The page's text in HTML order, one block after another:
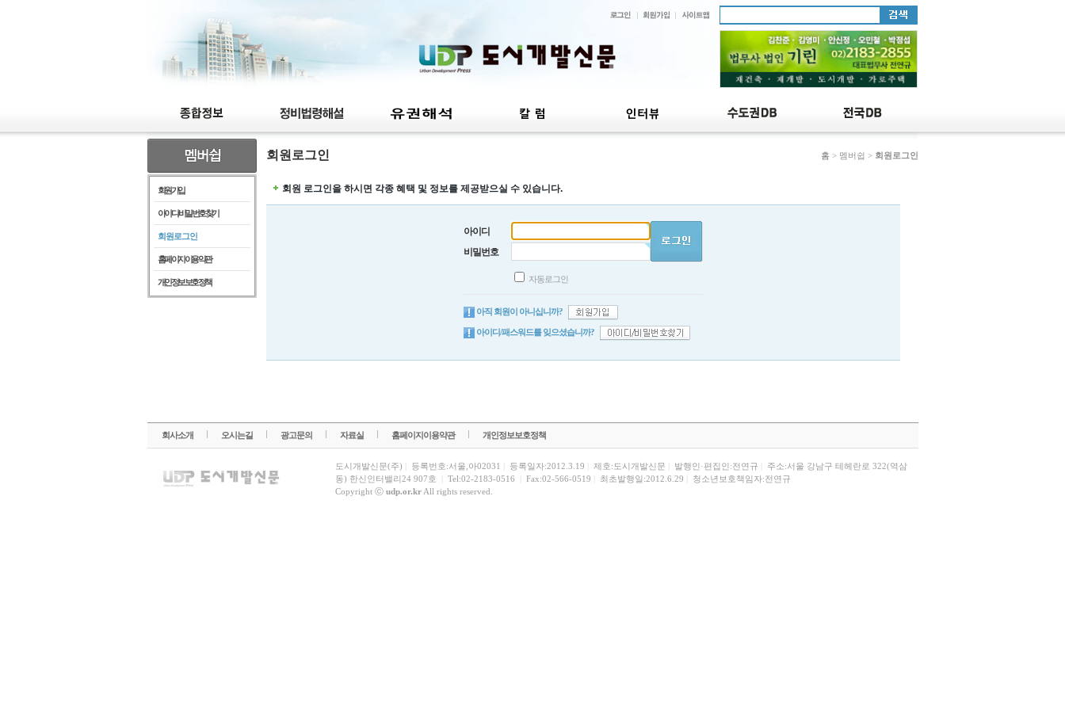
회원가입
아이디/비밀번호찾기
회원로그인
홈페이지이용약관
개인정보보호정책
회원로그인 홈 > 멤버쉽 > 회원로그인
회원 로그인을 하시면 각종 혜택 및 정보를 제공받으실 수 있습니다.
아이디
비밀번호
자동로그인
아직 회원이 아니십니까?
아이디/패스워드를 잊으셨습니까?
회사소개 오시는길 광고문의 자료실 홈페이지이용약관 개인정보보호정책
도시개발신문(주) 등록번호:서울,아02031 등록일자:2012.3.19 제호:도시개발신문 발행인·편집인:전연규
주소:서울 강남구 테헤란로 322(역삼
동) 한신인터밸리24 907호
Tel:02-2183-0516 Fax:02-566-0519 최초발행일:2012.6.29
청소년보호책임자:전연규
Copyright ⓒ udp.or.krAll rights reserved.